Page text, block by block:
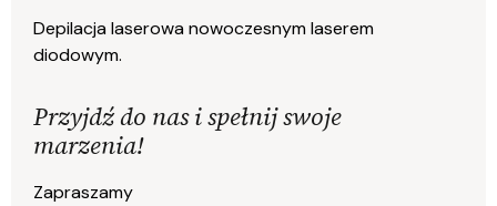
Depilacja laserowa nowoczesnym laserem
diodowym.
Przyjdź do nas i spełnij swoje
marzenia!
Zapraszamy